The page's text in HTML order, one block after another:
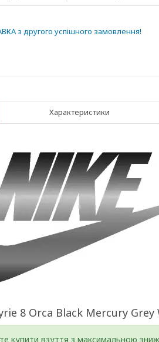
з другого успішного замовлення!
Характеристики
8 Orca Black Mercury Grey
купити взуття з максимальною